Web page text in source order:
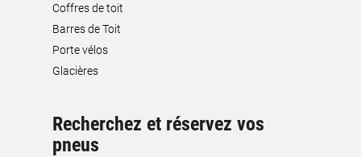
Coffres de toit
Barres de Toit
Porte vélos
Glacières
Recherchez et réservez vos
pneus